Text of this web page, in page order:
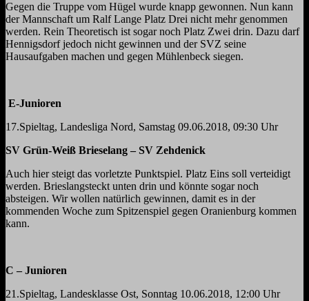
Gegen die Truppe vom Hügel wurde knapp gewonnen. Nun kann
der Mannschaft um Ralf Lange Platz Drei nicht mehr genommen
werden. Rein Theoretisch ist sogar noch Platz Zwei drin. Dazu darf
Hennigsdorf jedoch nicht gewinnen und der SVZ seine
Hausaufgaben machen und gegen Mühlenbeck siegen.
E-Junioren
17.Spieltag, Landesliga Nord, Samstag 09.06.2018, 09:30 Uhr
SV Grün-Weiß Brieselang – SV Zehdenick
Auch hier steigt das vorletzte Punktspiel. Platz Eins soll verteidigt
werden. Brieslangsteckt unten drin und könnte sogar noch
absteigen. Wir wollen natürlich gewinnen, damit es in der
kommenden Woche zum Spitzenspiel gegen Oranienburg kommen
kann.
C – Junioren
21.Spieltag, Landesklasse Ost, Sonntag 10.06.2018, 12:00 Uhr